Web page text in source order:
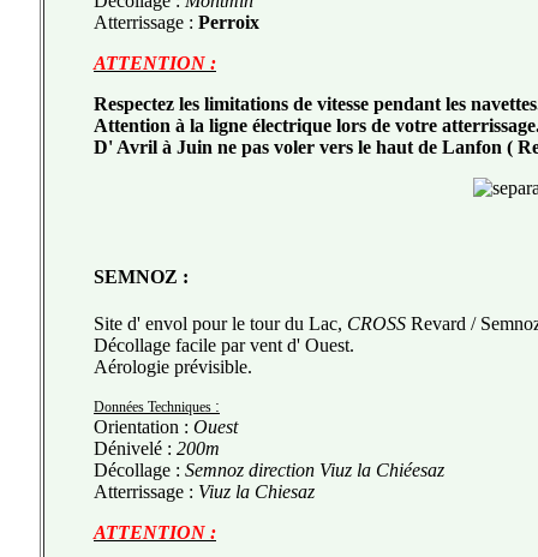
Atterrissage : Perroix
ATTENTION :
Respectez les limitations de vitesse pendant les
Attention à la ligne électrique lors de votre
D' Avril à Juin ne pas voler vers le haut de Lanfon (
SEMNOZ :
Site d' envol pour le tour du Lac, CROSS Revard /
Décollage facile par vent d' Ouest.
Aérologie prévisible.
Données Techniques :
Orientation : Ouest
Dénivelé : 200m
Décollage : Semnoz direction Viuz la Chiéesaz
Atterrissage : Viuz la Chiesaz
ATTENTION :